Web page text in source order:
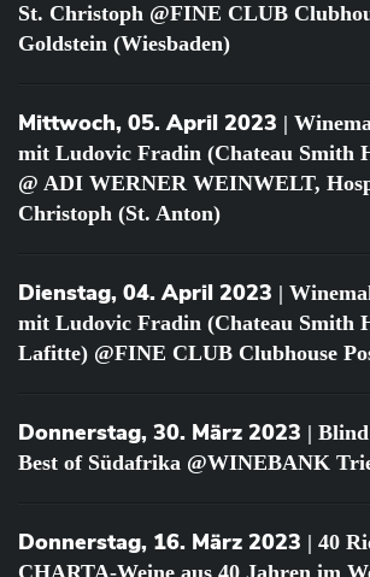
St. Christoph @FINE CLUB
Goldstein (Wiesbaden)
Mittwoch, 05. April 2023 |
mit Ludovic Fradin (Chateau Smith
@ ADI WERNER WEINWELT,
Christoph (St. Anton)
Dienstag, 04. April 2023 |
mit Ludovic Fradin (Chateau Smith
Lafitte) @FINE CLUB Clubhouse
Donnerstag, 30. März 2023 |
Best of Südafrika @WINEBANK
Donnerstag, 16. März 2023 | 40